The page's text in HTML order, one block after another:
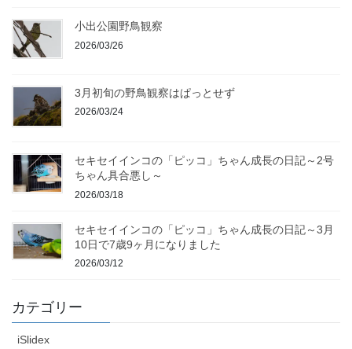
小出公園野鳥観察
2026/03/26
3月初旬の野鳥観察はぱっとせず
2026/03/24
セキセイインコの「ピッコ」ちゃん成長の日記～2号
ちゃん具合悪し～
2026/03/18
セキセイインコの「ピッコ」ちゃん成長の日記～3月
10日で7歳9ヶ月になりました
2026/03/12
カテゴリー
iSlidex